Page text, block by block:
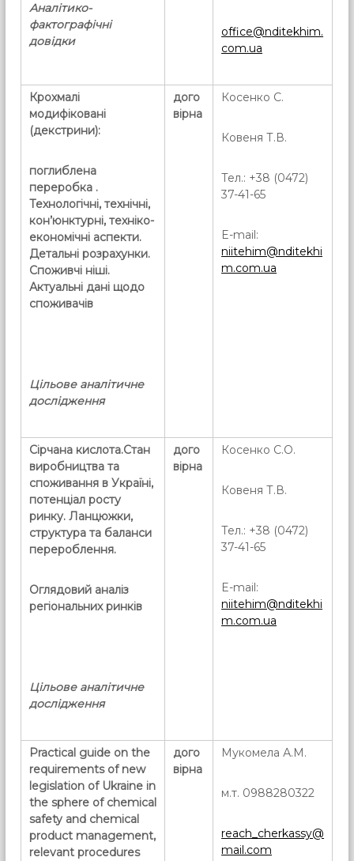
Аналітико-
фактографічні
довідки
office@nditekhim.
com.ua
Крохмалі
модифіковані
(декстрини):
поглиблена
переробка .
Технологічні, технічні,
кон’юнктурні, техніко-
економічні аспекти.
Детальні розрахунки.
Споживчі ніші.
Актуальні дані щодо
споживачів
Цільове аналітичне
дослідження
дого
вірна
Косенко С.
Ковеня Т.В.
Тел.: +38 (0472)
37-41-65
E-mail:
niitehim@nditekhi
m.com.ua
Сірчана кислота.Стан
виробництва та
споживання в Україні,
потенціал росту
ринку. Ланцюжки,
структура та баланси
перероблення.
Оглядовий аналіз
регіональних ринків
Цільове аналітичне
дослідження
дого
вірна
Косенко С.О.
Ковеня Т.В.
Тел.: +38 (0472)
37-41-65
E-mail:
niitehim@nditekhi
m.com.ua
Practical guide on the
requirements of new
legislation of Ukraine in
the sphere of chemical
safety and chemical
product management,
relevant procedures
дого
вірна
Мукомела А.М.
м.т. 0988280322
reach_cherkassy@
mail.com